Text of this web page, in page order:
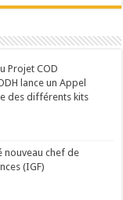
Projet COD
lance un Appel
des différents kits
nouveau chef de
(IGF)